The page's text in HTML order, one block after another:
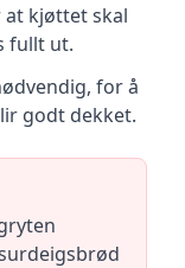
at kjøttet skal
fullt ut.
for å
godt dekket.